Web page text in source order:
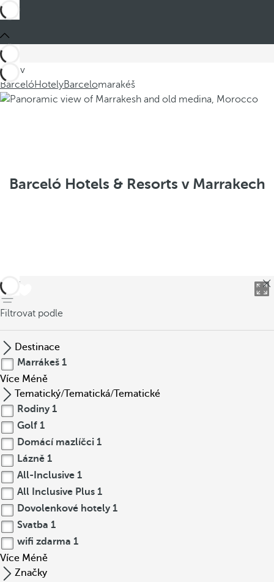
Jste v
BarcelóHotelyBarcelomarakéš
Barceló Hotels & Resorts v Marrakech
Zpět
Filtrovat podle
Destinace
Marrákeš 1
Více Méně
Tematický/Tematická/Tematické
Rodiny 1
Golf 1
Domácí mazlíčci 1
Lázně 1
All-Inclusive 1
All Inclusive Plus 1
Dovolenkové hotely 1
Svatba 1
wifi zdarma 1
Více Méně
Značky